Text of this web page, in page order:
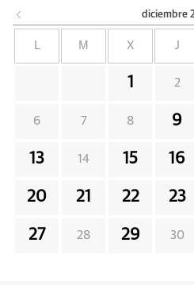
diciembre
L M X J
1 2
6 7 8 9
13 14 15 16
20 21 22 23
27 28 29 30